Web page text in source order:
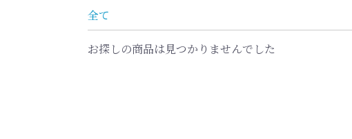
全て
お探しの商品は見つかりませんでした